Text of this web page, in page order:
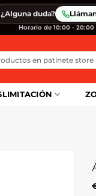
¿Alguna duda?
Horario de 10:00 - 20:00